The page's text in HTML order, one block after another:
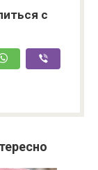
с